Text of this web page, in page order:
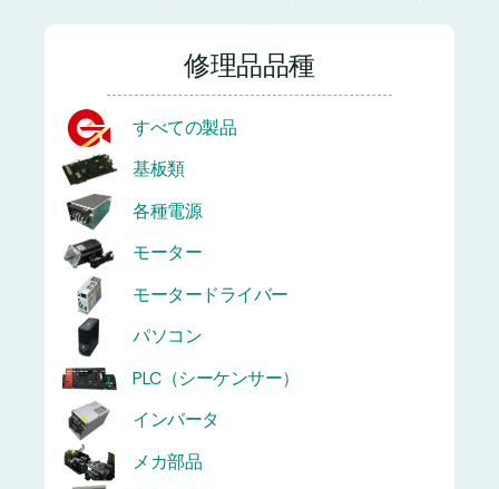
修理品品種
すべての製品
基板類
各種電源
モーター
モータードライバー
パソコン
PLC（シーケンサー）
インバータ
メカ部品